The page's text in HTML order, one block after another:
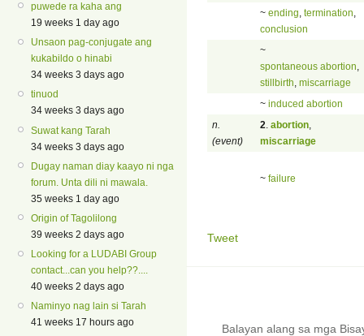
puwede ra kaha ang
19 weeks 1 day ago
Unsaon pag-conjugate ang
kukabildo o hinabi
34 weeks 3 days ago
tinuod
34 weeks 3 days ago
Suwat kang Tarah
34 weeks 3 days ago
Dugay naman diay kaayo ni nga
forum. Unta dili ni mawala.
35 weeks 1 day ago
Origin of Tagolilong
39 weeks 2 days ago
Looking for a LUDABI Group
contact...can you help??....
40 weeks 2 days ago
Naminyo nag lain si Tarah
41 weeks 17 hours ago
~ ending termination
conclusion
~
spontaneous abortion
stillbirth miscarriage
~ induced abortion
n.
(event)
2 abortion
miscarriage
~ failure
Tweet
Balayan alang sa mga